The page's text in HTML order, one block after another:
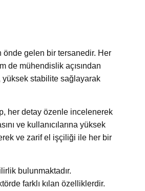
gelen bir tersanedir. Her
de mühendislik açısından
yüksek stabilite sağlayarak
her detay özenle incelenerek
ve kullanıcılarına yüksek
ve zarif el işçiliği ile her bir
bulunmaktadır.
farklı kılan özelliklerdir.